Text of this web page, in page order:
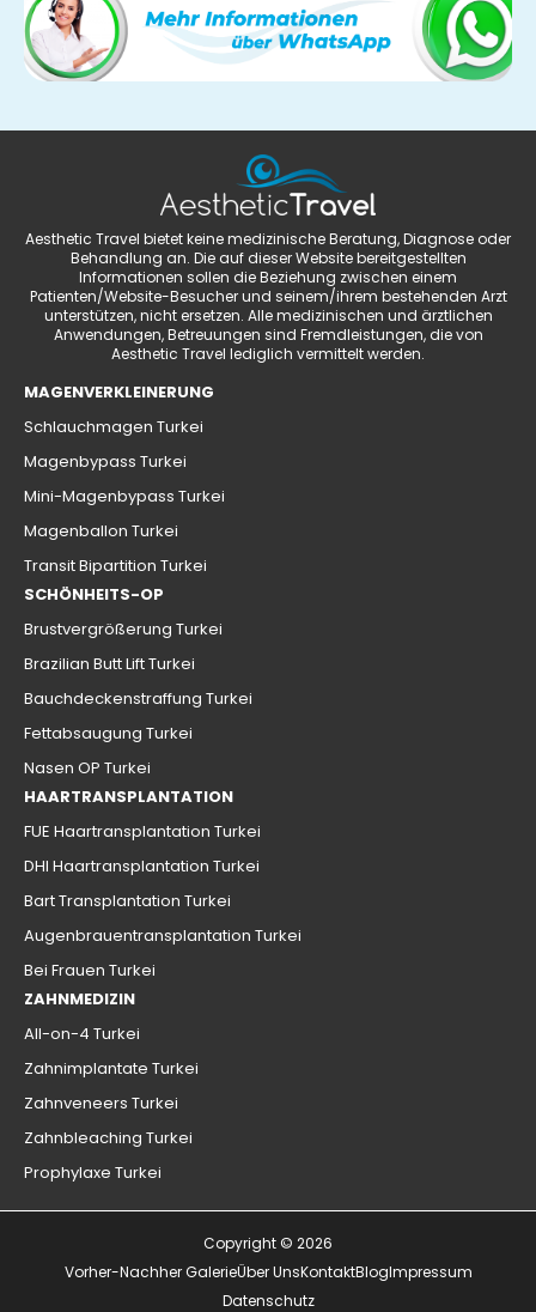
Aesthetic Travel bietet keine medizinische Beratung, Diagnose oder
Behandlung an. Die auf dieser Website bereitgestellten
Informationen sollen die Beziehung zwischen einem
Patienten/Website-Besucher und seinem/ihrem bestehenden Arzt
unterstützen, nicht ersetzen. Alle medizinischen und ärztlichen
Anwendungen, Betreuungen sind Fremdleistungen, die von
Aesthetic Travel lediglich vermittelt werden.
MAGENVERKLEINERUNG
Schlauchmagen Turkei
Magenbypass Turkei
Mini-Magenbypass Turkei
Magenballon Turkei
Transit Bipartition Turkei
SCHÖNHEITS-OP
Brustvergrößerung Turkei
Brazilian Butt Lift Turkei
Bauchdeckenstraffung Turkei
Fettabsaugung Turkei
Nasen OP Turkei
HAARTRANSPLANTATION
FUE Haartransplantation Turkei
DHI Haartransplantation Turkei
Bart Transplantation Turkei
Augenbrauentransplantation Turkei
Bei Frauen Turkei
ZAHNMEDIZIN
All-on-4 Turkei
Zahnimplantate Turkei
Zahnveneers Turkei
Zahnbleaching Turkei
Prophylaxe Turkei
Copyright © 2026
Vorher-Nachher GalerieÜber UnsKontaktBlogImpressum
Datenschutz